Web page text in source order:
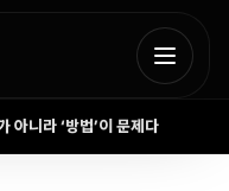
아니라 ‘방법’이 문제다